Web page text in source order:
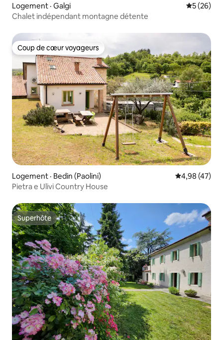
Logement · Galgi Note
5 (26)
Chalet indépendant montagne détente
Coup de cœur voyageurs
Coup de cœur voyageurs
Logement · Bedin (Paolini) Note
4,98 (47)
Pietra e Ulivi Country House
Superhôte
Superhôte